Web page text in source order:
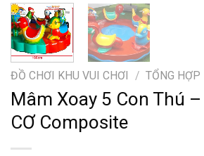
ĐỒ CHƠI KHU VUI CHƠI / TỔNG
Mâm Xoay 5 Con Thú
CƠ Composite